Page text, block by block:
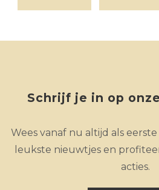
Schrijf je in op
Wees vanaf nu altijd als
leukste nieuwtjes en
acties.